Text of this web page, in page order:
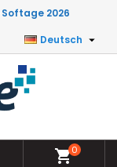
Softage 2026
Deutsch 
shopping_cart0